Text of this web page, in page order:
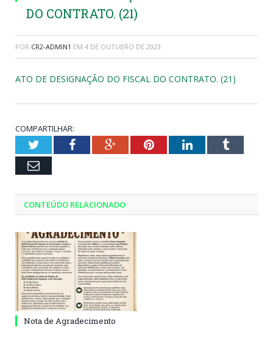
DO CONTRATO. (21)
POR CR2-ADMIN1 EM 4 DE OUTUBRO DE 2023
ATO DE DESIGNAÇÃO DO FISCAL DO CONTRATO. (21)
COMPARTILHAR:
TwitterFacebookGoogle+PinterestLinkedInTumblr
Email
CONTEÚDO RELACIONADO
Nota de Agradecimento